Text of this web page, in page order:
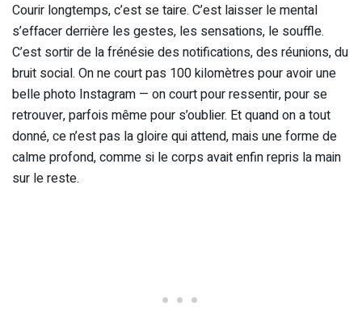
Courir longtemps, c’est se taire. C’est laisser le mental
s’effacer derrière les gestes, les sensations, le souffle.
C’est sortir de la frénésie des notifications, des réunions, du
bruit social. On ne court pas 100 kilomètres pour avoir une
belle photo Instagram — on court pour ressentir, pour se
retrouver, parfois même pour s’oublier. Et quand on a tout
donné, ce n’est pas la gloire qui attend, mais une forme de
calme profond, comme si le corps avait enfin repris la main
sur le reste.